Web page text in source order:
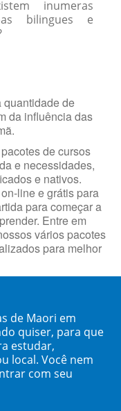
inumeras
bilingues e
quantidade de
da influência das
de cursos
e necessidades,
e nativos.
on-line e grátis para
para começar a
Entre em
vários pacotes
para melhor
de Maori em
quiser, para que
estudar,
local. Você nem
com seu